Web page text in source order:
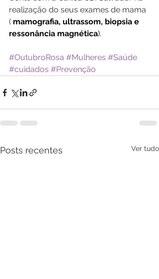
realização do seus exames de mama
( mamografia, ultrassom, biopsia e
ressonância magnética).
#OutubroRosa #Mulheres #Saúde
#cuidados #Prevenção
Posts recentes Ver tudo